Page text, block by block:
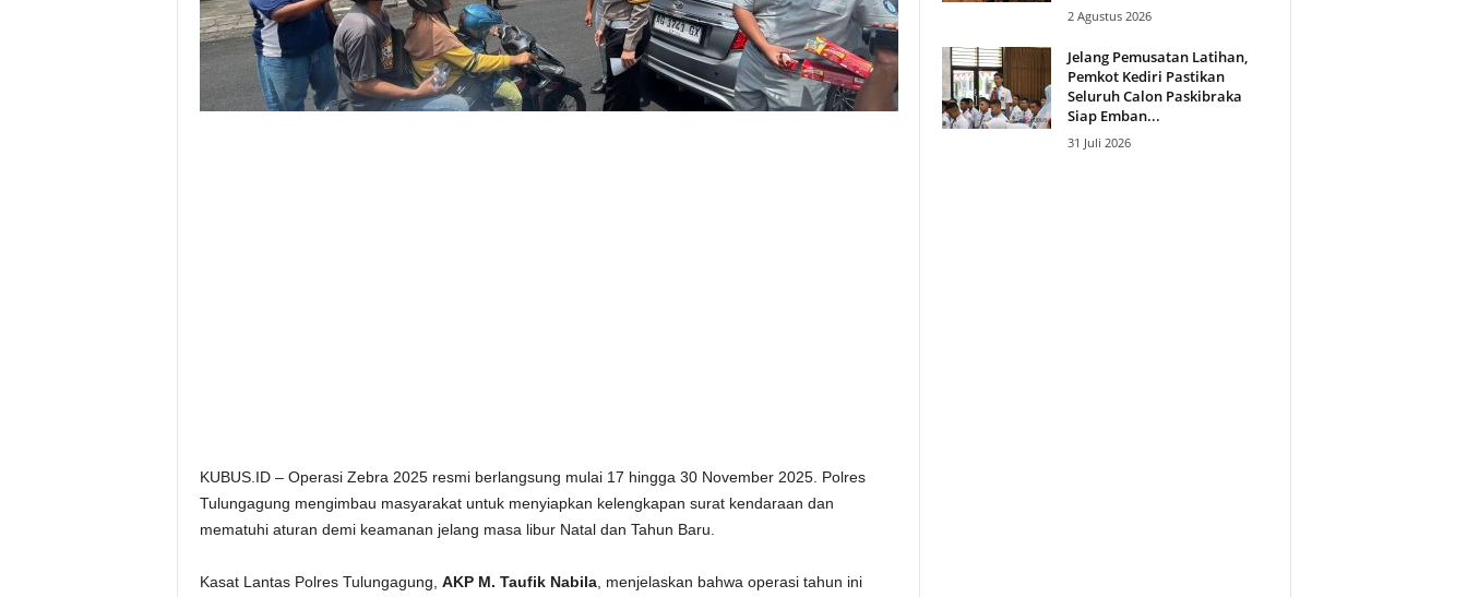
KUBUS.ID – Operasi Zebra 2025 resmi berlangsung mulai 17 hingga 30 November 2025. Polres
Tulungagung mengimbau masyarakat untuk menyiapkan kelengkapan surat kendaraan dan
mematuhi aturan demi keamanan jelang masa libur Natal dan Tahun Baru.
Kasat Lantas Polres Tulungagung, AKP M. Taufik Nabila, menjelaskan bahwa operasi tahun ini
2 Agustus 2026
Jelang Pemusatan Latihan,
Pemkot Kediri Pastikan
Seluruh Calon Paskibraka
Siap Emban...
31 Juli 2026